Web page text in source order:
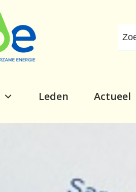
Leden Actueel